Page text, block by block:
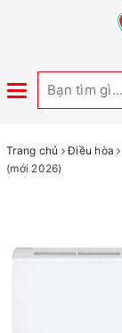
Toggle
Trang chủ Điều hòa
(mới 2026)